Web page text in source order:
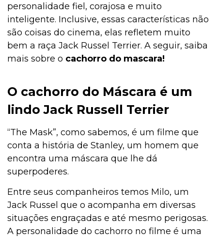
personalidade fiel, corajosa e muito
inteligente. Inclusive, essas características não
são coisas do cinema, elas refletem muito
bem a raça Jack Russel Terrier. A seguir, saiba
mais sobre o cachorro do mascara!
O cachorro do Máscara é um
lindo Jack Russell Terrier
“The Mask”, como sabemos, é um filme que
conta a história de Stanley, um homem que
encontra uma máscara que lhe dá
superpoderes.
Entre seus companheiros temos Milo, um
Jack Russel que o acompanha em diversas
situações engraçadas e até mesmo perigosas.
A personalidade do cachorro no filme é uma